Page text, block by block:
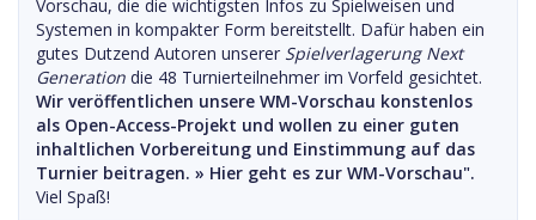
Vorschau, die die wichtigsten Infos zu Spielweisen und
Systemen in kompakter Form bereitstellt. Dafür haben ein
gutes Dutzend Autoren unserer Spielverlagerung Next
Generation die 48 Turnierteilnehmer im Vorfeld gesichtet.
Wir veröffentlichen unsere WM-Vorschau konstenlos
als Open-Access-Projekt und wollen zu einer guten
inhaltlichen Vorbereitung und Einstimmung auf das
Turnier beitragen. » Hier geht es zur WM-Vorschau".
Viel Spaß!